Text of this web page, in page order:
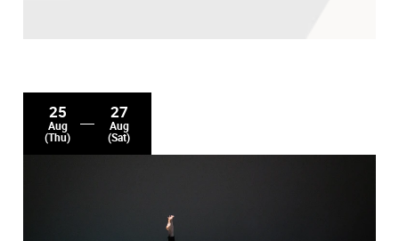
25
Aug
(Thu)
27
Aug
(Sat)